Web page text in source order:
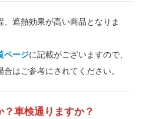
、遮熱効果が高い商品となりま
ページに記載がございますので、
はご参考にされてください。
車検通りますか？